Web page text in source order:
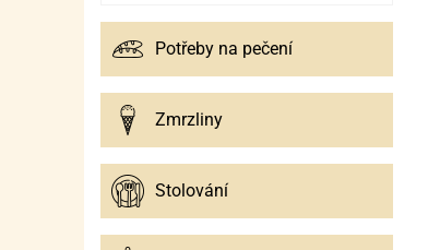
Potřeby na pečení
Zmrzliny
Stolování